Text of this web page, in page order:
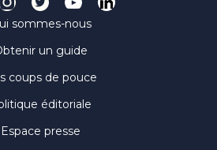
sommes-nous
un guide
coups de pouce
éditoriale
Espace presse